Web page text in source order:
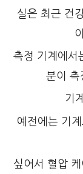
실은 최근 건
측정 기계에서
분이 측
기
예전에는 기
싶어서 혈압